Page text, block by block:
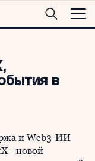
в
и Web3-ИИ
–новой